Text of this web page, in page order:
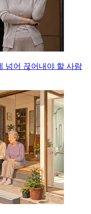
넘어 끊어내야 할 사람